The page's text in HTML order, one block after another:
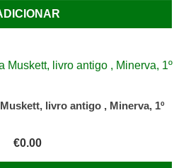
livro antigo , Minerva, 1º
€0.00